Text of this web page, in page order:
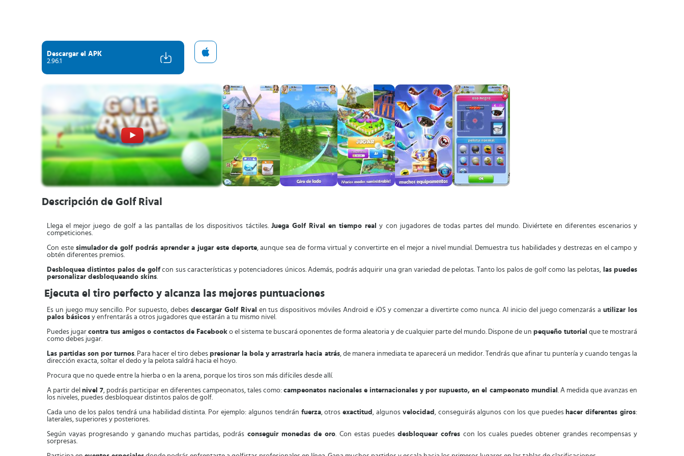
Descargar el APK
2.96.1
Descripción de Golf Rival
Llega el mejor juego de golf a las pantallas de los dispositivos táctiles. Juega Golf Rival en tiempo real
y con jugadores de todas partes del mundo. Diviértete en diferentes escenarios y
competiciones.
Con este simulador de golf podrás aprender a jugar este deporte, aunque sea de forma virtual y convertirte en el mejor a nivel mundial. Demuestra tus habilidades y destrezas en el campo y
obtén diferentes premios.
Desbloquea distintos palos de golfcon sus características y potenciadores únicos. Además, podrás adquirir una gran variedad de pelotas. Tanto los palos de golf como las pelotas, las puedes
personalizar desbloqueando skins.
Ejecuta el tiro perfecto y alcanza las mejores puntuaciones
Es un juego muy sencillo. Por supuesto, debes descargar Golf Rival en tus dispositivos móviles Android e iOS y comenzar a divertirte como nunca. Al inicio del juego comenzarás autilizar los
palos básicos y enfrentarás a otros jugadores que estarán a tu mismo nivel.
Puedes jugar contra tus amigos o contactos de Facebook o el sistema te buscará oponentes de forma aleatoria y de cualquier parte del mundo. Dispone de un pequeño tutorial que te mostrará
como debes jugar.
Las partidas son por turnos. Para hacer el tiro debespresionar la bola y arrastrarla hacia atrás, de manera inmediata te aparecerá un medidor. Tendrás que afinar tu puntería y cuando tengas la
dirección exacta, soltar el dedo y la pelota saldrá hacia el hoyo.
Procura que no quede entre la hierba o en la arena, porque los tiros son más difíciles desde allí.
A partir delnivel 7, podrás participar en diferentes campeonatos, tales como: campeonatos nacionales e internacionales y por supuesto, en el campeonato mundial . A medida que avanzas en
los niveles, puedes desbloquear distintos palos de golf.
Cada uno de los palos tendrá una habilidad distinta. Por ejemplo: algunos tendrán fuerza, otrosexactitud , algunos velocidad , conseguirás algunos con los que puedes hacer diferentes giros:
laterales, superiores y posteriores.
Según vayas progresando y ganando muchas partidas, podrás conseguir monedas de oro. Con estas puedesdesbloquear cofres con los cuales puedes obtener grandes recompensas y
sorpresas.